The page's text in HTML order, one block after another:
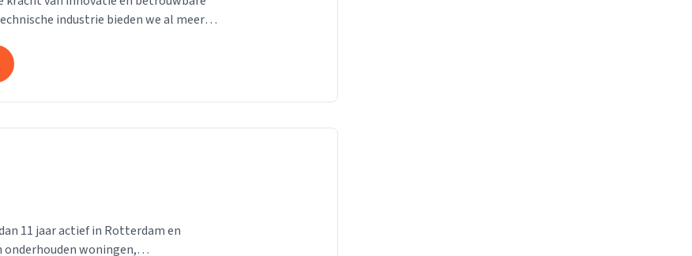
industrie bieden we al meer
11 jaar actief in Rotterdam en
woningen,